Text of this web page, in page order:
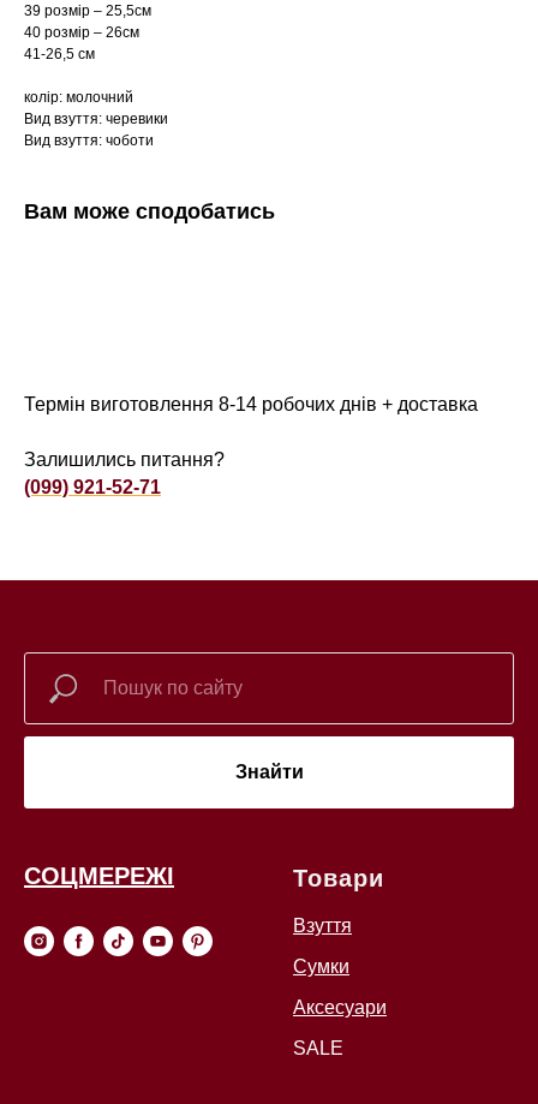
39 розмір – 25,5см
40 розмір – 26см
41-26,5 см
колір: молочний
Вид взуття: черевики
Вид взуття: чоботи
Вам може сподобатись
Термін виготовлення 8-14 робочих днів + доставка
Залишились питання?
(099) 921-52-71
Знайти
СОЦМЕРЕЖІ Товари
Взуття
Сумки
Аксесуари
SALE